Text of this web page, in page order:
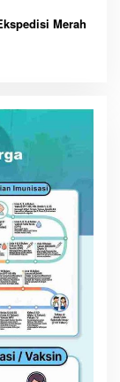
Merah